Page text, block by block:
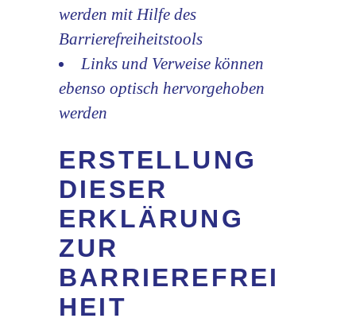
werden mit Hilfe des
Barrierefreiheitstools
Links und Verweise können
ebenso optisch hervorgehoben
werden
ERSTELLUNG
DIESER
ERKLÄRUNG
ZUR
BARRIEREFREI
HEIT